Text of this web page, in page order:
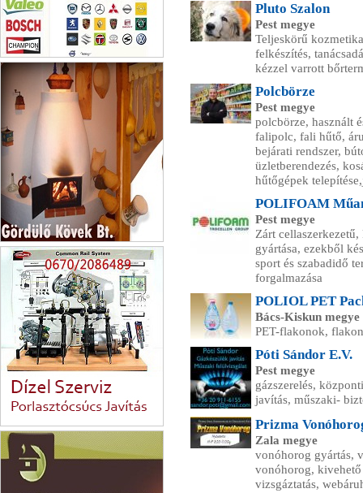
Jato Carparts Újpesti autósbolt
Gördülő Kövek bt.
Porlasztócsúcs Javítás
Pluto Szalon
Pest megye
Teljeskörű
felkészítés,
kézzel varrott
Polcbörze
Pest megye
polcbörze, használt
falipolc, fali hűtő,
bejárati rendszer,
üzletberendezés,
hűtőgépek
POLIFOAM
Pest megye
Zárt
gyártása, ezekből
sport és szabadidő
forgalmazása
POLIOL PET
Bács-Kiskun megye
PET-flakonok,
Póti Sándor E.V.
Pest megye
gázszerelés,
javítás, műszaki-
Prizma
Zala megye
vonóhorog gyártás,
vonóhorog,
vizsgáztatás,